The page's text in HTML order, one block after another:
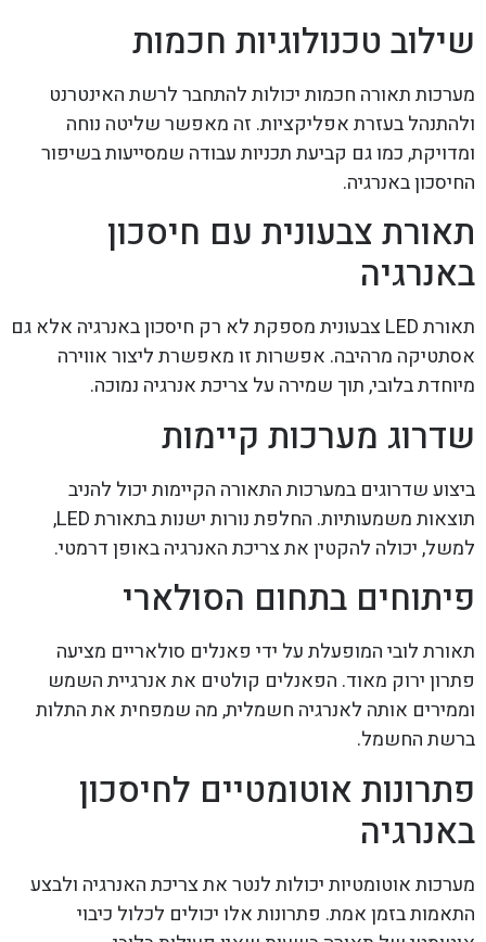
שילוב טכנולוגיות חכמות
מערכות תאורה חכמות יכולות להתחבר לרשת האינטרנט
ולהתנהל בעזרת אפליקציות. זה מאפשר שליטה נוחה
ומדויקת, כמו גם קביעת תכניות עבודה שמסייעות בשיפור
החיסכון באנרגיה.
תאורת צבעונית עם חיסכון
באנרגיה
תאורת LED צבעונית מספקת לא רק חיסכון באנרגיה אלא גם
אסתטיקה מרהיבה. אפשרות זו מאפשרת ליצור אווירה
מיוחדת בלובי, תוך שמירה על צריכת אנרגיה נמוכה.
שדרוג מערכות קיימות
ביצוע שדרוגים במערכות התאורה הקיימות יכול להניב
תוצאות משמעותיות. החלפת נורות ישנות בתאורת LED,
למשל, יכולה להקטין את צריכת האנרגיה באופן דרמטי.
פיתוחים בתחום הסולארי
תאורת לובי המופעלת על ידי פאנלים סולאריים מציעה
פתרון ירוק מאוד. הפאנלים קולטים את אנרגיית השמש
וממירים אותה לאנרגיה חשמלית, מה שמפחית את התלות
ברשת החשמל.
פתרונות אוטומטיים לחיסכון
באנרגיה
מערכות אוטומטיות יכולות לנטר את צריכת האנרגיה ולבצע
התאמות בזמן אמת. פתרונות אלו יכולים לכלול כיבוי